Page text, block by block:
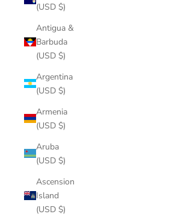
(USD $)
Antigua &
Barbuda
(USD $)
Argentina
(USD $)
Armenia
(USD $)
Aruba
(USD $)
Ascension
Island
(USD $)